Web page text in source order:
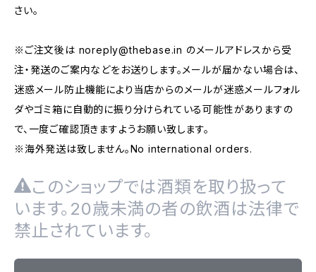
さい。
※ご注文後は noreply@thebase.in のメールアドレスから受
注・発送のご案内などをお送りします。メールが届かない場合は、
迷惑メール防止機能により当店からのメールが迷惑メールフォル
ダやゴミ箱に自動的に振り分けられている可能性がありますの
で、一度ご確認頂きますようお願い致します。
※海外発送は致しません。No international orders.
このショップでは酒類を取り扱って
います。20歳未満の者の飲酒は法律で
禁止されています。